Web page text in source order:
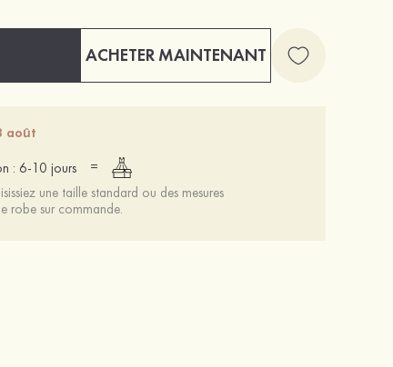
ACHETER MAINTENANT
août
: 6-10 jours
=
une taille standard ou des mesures
robe sur commande.